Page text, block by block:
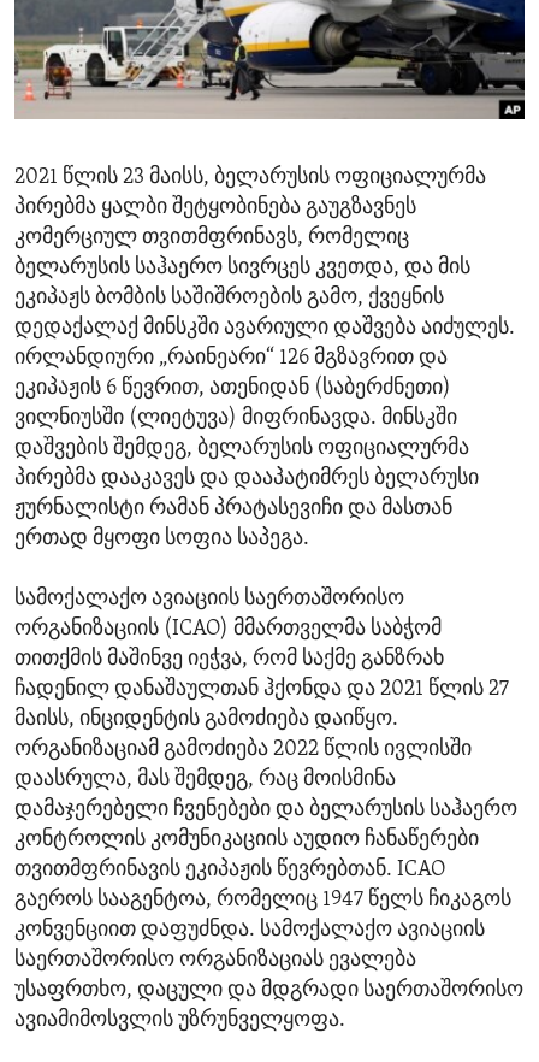
ENVIRONMENT AND HEALTH
IDEALS AND INSTITUTIONS
2021 წლის 23 მაისს, ბელარუსის ოფიციალურმა
პირებმა ყალბი შეტყობინება გაუგზავნეს
კომერციულ თვითმფრინავს, რომელიც
ბელარუსის საჰაერო სივრცეს კვეთდა, და მის
ეკიპაჟს ბომბის საშიშროების გამო, ქვეყნის
დედაქალაქ მინსკში ავარიული დაშვება აიძულეს.
ირლანდიური „რაინეარი“ 126 მგზავრით და
ეკიპაჟის 6 წევრით, ათენიდან (საბერძნეთი)
ვილნიუსში (ლიეტუვა) მიფრინავდა. მინსკში
დაშვების შემდეგ, ბელარუსის ოფიციალურმა
პირებმა დააკავეს და დააპატიმრეს ბელარუსი
ჟურნალისტი რამან პრატასევიჩი და მასთან
ერთად მყოფი სოფია საპეგა.
სამოქალაქო ავიაციის საერთაშორისო
ორგანიზაციის (ICAO) მმართველმა საბჭომ
თითქმის მაშინვე იეჭვა, რომ საქმე განზრახ
ჩადენილ დანაშაულთან ჰქონდა და 2021 წლის 27
მაისს, ინციდენტის გამოძიება დაიწყო.
ორგანიზაციამ გამოძიება 2022 წლის ივლისში
დაასრულა, მას შემდეგ, რაც მოისმინა
დამაჯერებელი ჩვენებები და ბელარუსის საჰაერო
კონტროლის კომუნიკაციის აუდიო ჩანაწერები
თვითმფრინავის ეკიპაჟის წევრებთან. ICAO
გაეროს სააგენტოა, რომელიც 1947 წელს ჩიკაგოს
კონვენციით დაფუძნდა. სამოქალაქო ავიაციის
საერთაშორისო ორგანიზაციას ევალება
უსაფრთხო, დაცული და მდგრადი საერთაშორისო
ავიამიმოსვლის უზრუნველყოფა.